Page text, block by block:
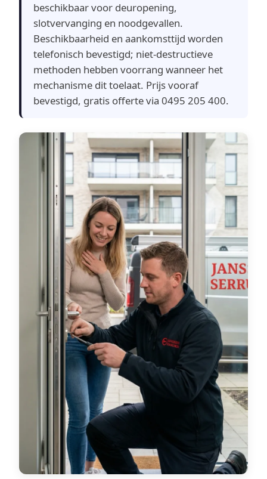
beschikbaar voor deuropening,
slotvervanging en noodgevallen.
Beschikbaarheid en aankomsttijd worden
telefonisch bevestigd; niet-destructieve
methoden hebben voorrang wanneer het
mechanisme dit toelaat. Prijs vooraf
bevestigd, gratis offerte via 0495 205 400.